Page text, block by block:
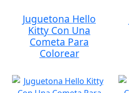
Juguetona Hello
Kitty Con Una
Cometa Para
Colorear